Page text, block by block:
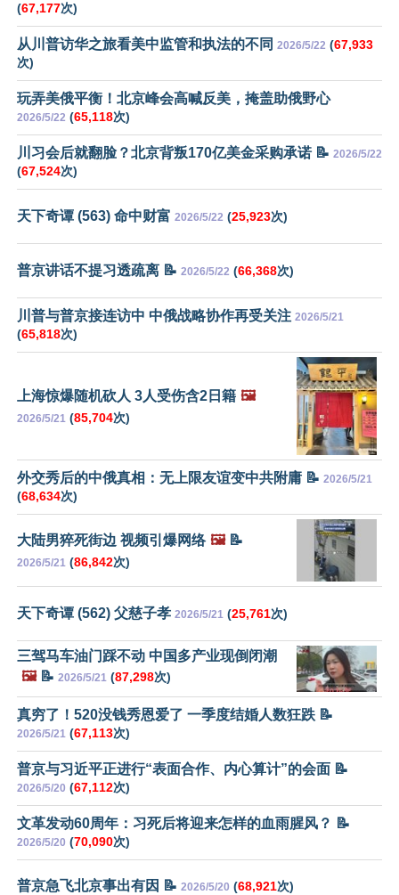
(67,177次)
从川普访华之旅看美中监管和执法的不同 2026/5/22 (67,933
次)
玩弄美俄平衡！北京峰会高喊反美，掩盖助俄野心
2026/5/22 (65,118次)
川习会后就翻脸？北京背叛170亿美金采购承诺 📝 2026/5/22
(67,524次)
天下奇谭 (563) 命中财富 2026/5/22 (25,923次)
普京讲话不提习透疏离 📝 2026/5/22 (66,368次)
川普与普京接连访中 中俄战略协作再受关注 2026/5/21
(65,818次)
上海惊爆随机砍人 3人受伤含2日籍 🖼️
2026/5/21 (85,704次)
外交秀后的中俄真相：无上限友谊变中共附庸 📝 2026/5/21
(68,634次)
大陆男猝死街边 视频引爆网络 🖼️📝
2026/5/21 (86,842次)
天下奇谭 (562) 父慈子孝 2026/5/21 (25,761次)
三驾马车油门踩不动 中国多产业现倒闭潮
🖼️📝 2026/5/21 (87,298次)
真穷了！520没钱秀恩爱了 一季度结婚人数狂跌 📝
2026/5/21 (67,113次)
普京与习近平正进行“表面合作、内心算计”的会面 📝
2026/5/20 (67,112次)
文革发动60周年：习死后将迎来怎样的血雨腥风？ 📝
2026/5/20 (70,090次)
普京急飞北京事出有因 📝 2026/5/20 (68,921次)